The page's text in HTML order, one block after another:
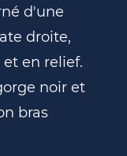
d'une
droite,
en relief.
noir et
bras